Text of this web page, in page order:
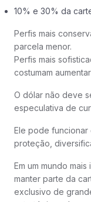
10% e 30% da
Perfis mais
parcela menor.
Perfis mais
costumam
O dólar não deve
especulativa de
Ele pode funcionar
proteção,
Em um mundo
manter parte da
exclusivo de